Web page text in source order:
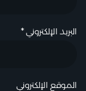
البريد الإلكتروني*
الموقع الإلكتروني